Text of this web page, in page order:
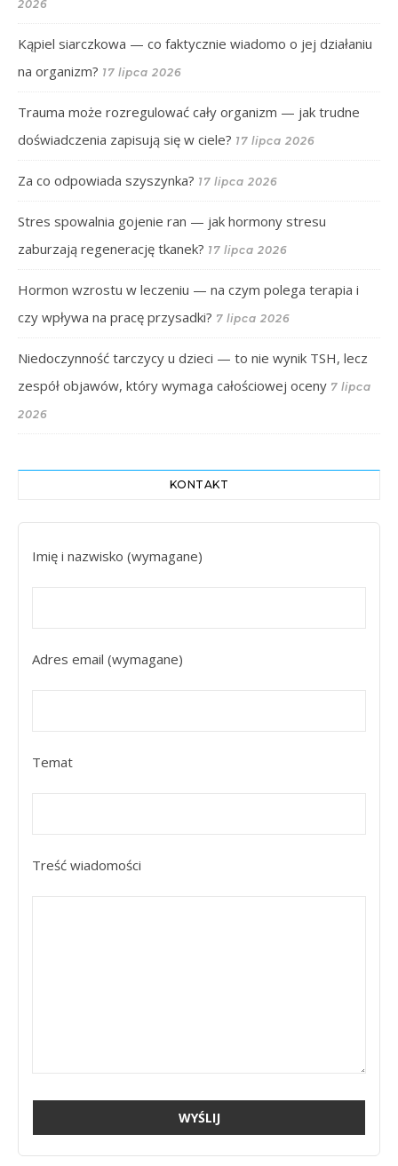
2026
Kąpiel siarczkowa — co faktycznie wiadomo o jej działaniu
na organizm? 17 lipca 2026
Trauma może rozregulować cały organizm — jak trudne
doświadczenia zapisują się w ciele? 17 lipca 2026
Za co odpowiada szyszynka? 17 lipca 2026
Stres spowalnia gojenie ran — jak hormony stresu
zaburzają regenerację tkanek? 17 lipca 2026
Hormon wzrostu w leczeniu — na czym polega terapia i
czy wpływa na pracę przysadki? 7 lipca 2026
Niedoczynność tarczycy u dzieci — to nie wynik TSH, lecz
zespół objawów, który wymaga całościowej oceny 7 lipca
2026
KONTAKT
Imię i nazwisko (wymagane)
Adres email (wymagane)
Temat
Treść wiadomości